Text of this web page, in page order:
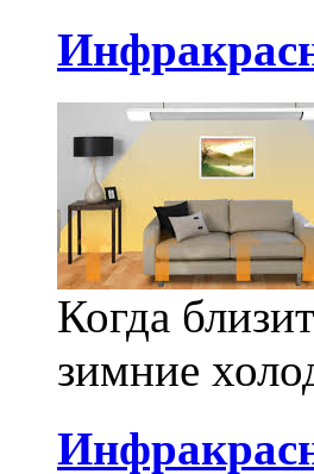
Когда
зимние